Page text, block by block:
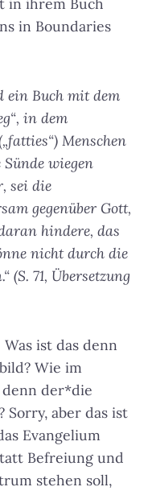
in ihrem Buch
in Boundaries
ein Buch mit dem
in dem
Menschen
wiegen
sei die
gegenüber Gott,
hindere, das
nicht durch die
(S. 71, Übersetzung
ist das denn
Wie im
der*die
aber das ist
Evangelium
Befreiung und
stehen soll,